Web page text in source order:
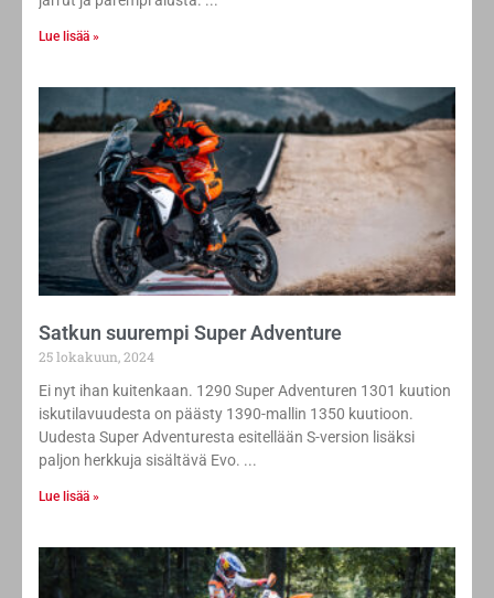
Lue lisää »
Satkun suurempi Super Adventure
25 lokakuun, 2024
Ei nyt ihan kuitenkaan. 1290 Super Adventuren 1301 kuution
iskutilavuudesta on päästy 1390-mallin 1350 kuutioon.
Uudesta Super Adventuresta esitellään S-version lisäksi
paljon herkkuja sisältävä Evo.
Lue lisää »